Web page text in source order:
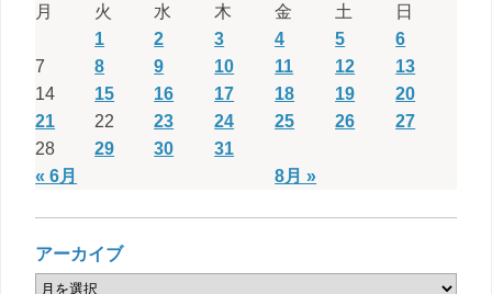
月
火 水 木 金 土 日
« 6月 8月 »
1 2 3 4 5
6
7
8 9 10 11 12
13
14
15 16 17 18 19
20
21
22 23 24 25 26
27
28
29 30 31
アーカイブ